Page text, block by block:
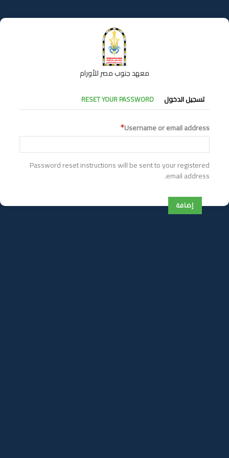
إلى
المحتوى
معهد جنوب مصر للأورام
التبويبات
الأساسية
تسجيل الدخول RESET YOUR PASSWORD
Username or email address
Password reset instructions will be sent to your registered
email address.